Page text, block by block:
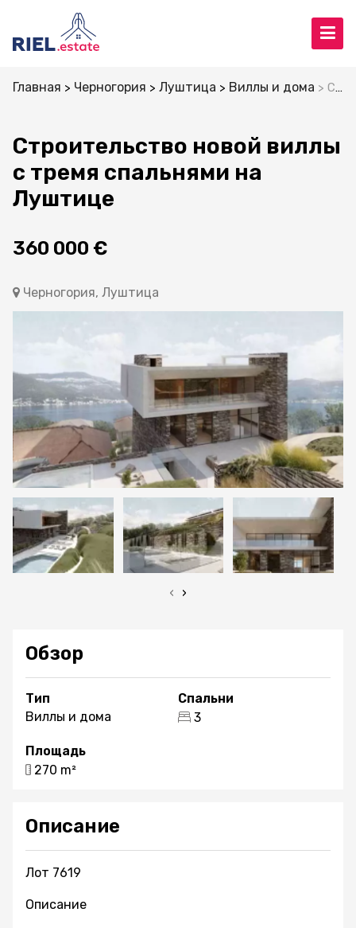
Главная Черногория Луштица Виллы и дома Строительство новой виллы с тремя спальнями на Луштице
Строительство новой виллы
с тремя спальнями на
Луштице
360 000 €
Черногория, Луштица
‹ ›
Обзор
Тип
Виллы и дома
Спальни
3
Площадь
270 m²
Описание
Лот 7619
Описание